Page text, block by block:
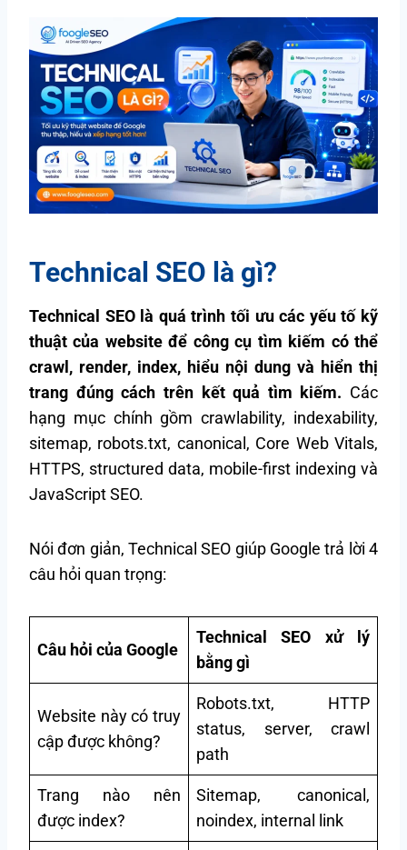
Technical SEO là gì?
Technical SEO là quá trình tối ưu các yếu tố kỹ
thuật của website để công cụ tìm kiếm có thể
crawl, render, index, hiểu nội dung và hiển thị
trang đúng cách trên kết quả tìm kiếm. Các
hạng mục chính gồm crawlability, indexability,
sitemap, robots.txt, canonical, Core Web Vitals,
HTTPS, structured data, mobile-first indexing và
JavaScript SEO.
Nói đơn giản, Technical SEO giúp Google trả lời 4
câu hỏi quan trọng:
Câu hỏi của Google
Technical SEO xử lý
bằng gì
Website này có truy
cập được không?
Robots.txt, HTTP
status, server, crawl
path
Trang nào nên
được index?
Sitemap, canonical,
noindex, internal link